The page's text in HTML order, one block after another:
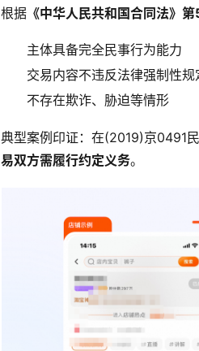
根据 《中华人民共和国合同法》
主体具备完全民事行为能力
交易内容不违反法律强制性规
不存在欺诈、胁迫等情形
典型案例印证：在(2019)京0491
易双方需履行约定义务。